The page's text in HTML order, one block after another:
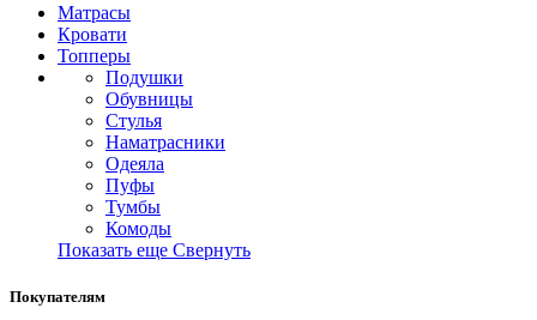
Матрасы
Кровати
Топперы
Подушки
Обувницы
Стулья
Наматрасники
Одеяла
Пуфы
Тумбы
Комоды
Показать еще Свернуть
Покупателям